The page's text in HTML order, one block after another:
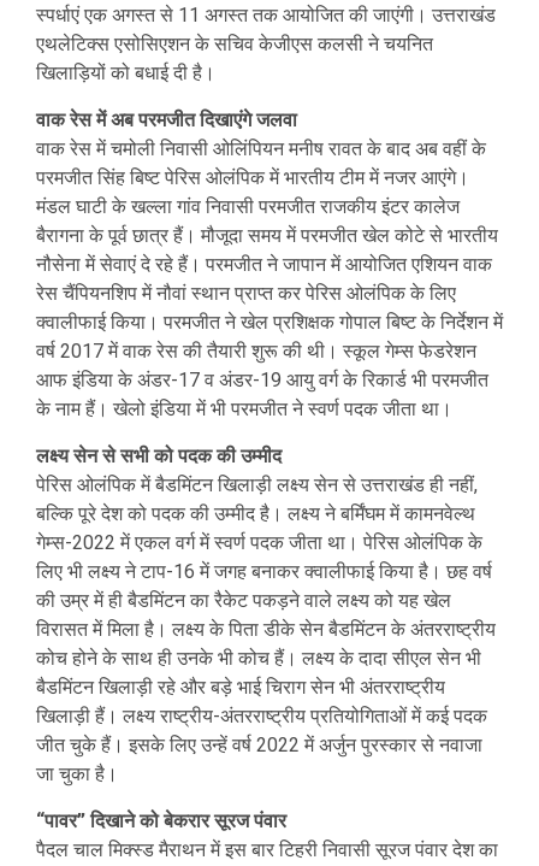
स्पर्धाएं एक अगस्त से 11 अगस्त तक आयोजित की जाएंगी। उत्तराखंड
एथलेटिक्स एसोसिएशन के सचिव केजीएस कलसी ने चयनित
खिलाड़ियों को बधाई दी है।
वाक रेस में अब परमजीत दिखाएंगे जलवा
वाक रेस में चमोली निवासी ओलिंपियन मनीष रावत के बाद अब वहीं के
परमजीत सिंह बिष्ट पेरिस ओलंपिक में भारतीय टीम में नजर आएंगे।
मंडल घाटी के खल्ला गांव निवासी परमजीत राजकीय इंटर कालेज
बैरागना के पूर्व छात्र हैं। मौजूदा समय में परमजीत खेल कोटे से भारतीय
नौसेना में सेवाएं दे रहे हैं। परमजीत ने जापान में आयोजित एशियन वाक
रेस चैंपियनशिप में नौवां स्थान प्राप्त कर पेरिस ओलंपिक के लिए
क्वालीफाई किया। परमजीत ने खेल प्रशिक्षक गोपाल बिष्ट के निर्देशन में
वर्ष 2017 में वाक रेस की तैयारी शुरू की थी। स्कूल गेम्स फेडरेशन
आफ इंडिया के अंडर-17 व अंडर-19 आयु वर्ग के रिकार्ड भी परमजीत
के नाम हैं। खेलो इंडिया में भी परमजीत ने स्वर्ण पदक जीता था।
लक्ष्य सेन से सभी को पदक की उम्मीद
पेरिस ओलंपिक में बैडमिंटन खिलाड़ी लक्ष्य सेन से उत्तराखंड ही नहीं,
बल्कि पूरे देश को पदक की उम्मीद है। लक्ष्य ने बर्मिंघम में कामनवेल्थ
गेम्स-2022 में एकल वर्ग में स्वर्ण पदक जीता था। पेरिस ओलंपिक के
लिए भी लक्ष्य ने टाप-16 में जगह बनाकर क्वालीफाई किया है। छह वर्ष
की उम्र में ही बैडमिंटन का रैकेट पकड़ने वाले लक्ष्य को यह खेल
विरासत में मिला है। लक्ष्य के पिता डीके सेन बैडमिंटन के अंतरराष्ट्रीय
कोच होने के साथ ही उनके भी कोच हैं। लक्ष्य के दादा सीएल सेन भी
बैडमिंटन खिलाड़ी रहे और बड़े भाई चिराग सेन भी अंतरराष्ट्रीय
खिलाड़ी हैं। लक्ष्य राष्ट्रीय-अंतरराष्ट्रीय प्रतियोगिताओं में कई पदक
जीत चुके हैं। इसके लिए उन्हें वर्ष 2022 में अर्जुन पुरस्कार से नवाजा
जा चुका है।
“पावर” दिखाने को बेकरार सूरज पंवार
पैदल चाल मिक्स्ड मैराथन में इस बार टिहरी निवासी सूरज पंवार देश का